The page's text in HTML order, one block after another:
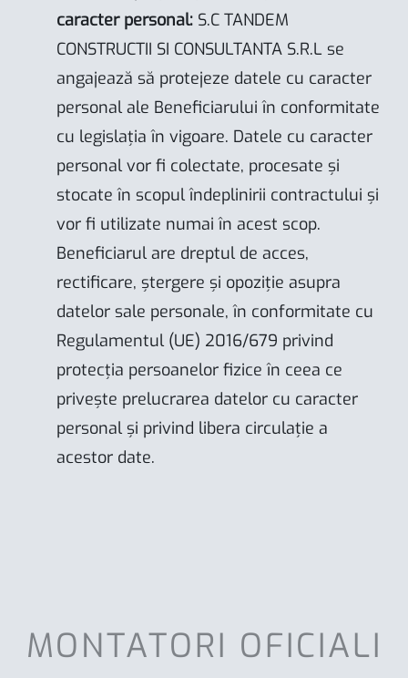
caracter personal: S.C TANDEM
CONSTRUCTII SI CONSULTANTA S.R.L se
angajează să protejeze datele cu caracter
personal ale Beneficiarului în conformitate
cu legislația în vigoare. Datele cu caracter
personal vor fi colectate, procesate și
stocate în scopul îndeplinirii contractului și
vor fi utilizate numai în acest scop.
Beneficiarul are dreptul de acces,
rectificare, ștergere și opoziție asupra
datelor sale personale, în conformitate cu
Regulamentul (UE) 2016/679 privind
protecția persoanelor fizice în ceea ce
privește prelucrarea datelor cu caracter
personal și privind libera circulație a
acestor date.
MONTATORI OFICIALI